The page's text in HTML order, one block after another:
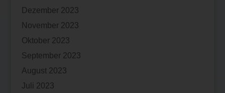
Dezember 2023
November 2023
Oktober 2023
September 2023
August 2023
Juli 2023